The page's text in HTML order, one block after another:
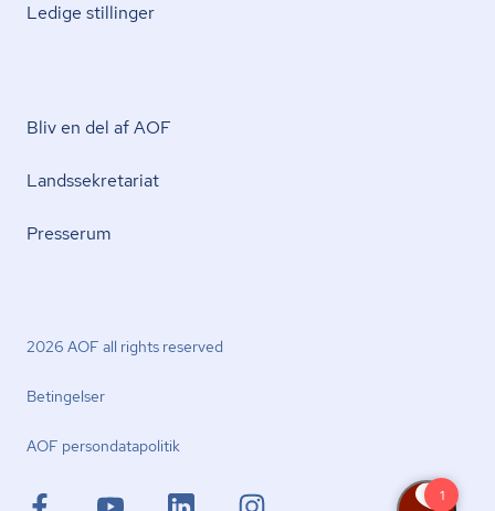
Ledige stillinger
Bliv en del af AOF
Lands­se­kre­ta­ri­at
Presserum
2026 AOF all rights reserved
Betingelser
AOF per­son­da­ta­po­li­tik